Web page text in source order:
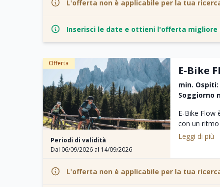
-sessioni di
-Ritten
cocktail)
L'offerta non è applicabile per la tua
Inserisci le date e ottieni l'offerta
Offerta
Periodi di validità
Dal 06/09/2026 al 14/09/2026
E-Bike
min. Ospiti:
Soggiorno
E-Bike Flow
con un
filosofia del
Le giornate
Ogni
Leggi di più
L'offerta non è applicabile per la tua